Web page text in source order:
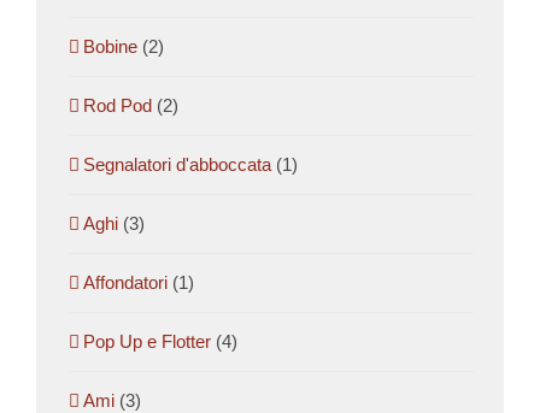
Bobine (2)
Rod Pod (2)
Segnalatori d'abboccata (1)
Aghi (3)
Affondatori (1)
Pop Up e Flotter (4)
Ami (3)